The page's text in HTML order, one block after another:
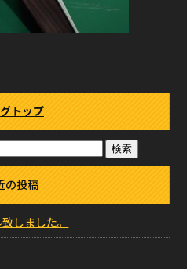
トップ
の投稿
しました。